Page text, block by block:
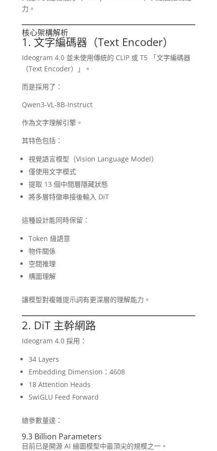
力。
核心架構解析
1. 文字編碼器（Text Encoder）
Ideogram 4.0 並未使用傳統的 CLIP 或 T5 「文字編碼器
（Text Encoder）」。
而是採用了：
Qwen3-VL-8B-Instruct
作為文字理解引擎。
其特色包括：
視覺語言模型（Vision Language Model）
僅使用文字模式
提取 13 個中間層隱藏狀態
將多層特徵串接後輸入 DiT
這種設計能同時保留：
Token 級語意
物件關係
空間推理
構圖理解
讓模型對複雜提示詞有更深層的理解能力。
2. DiT 主幹網路
Ideogram 4.0 採用：
34 Layers
Embedding Dimension：4608
18 Attention Heads
SwiGLU Feed Forward
總參數量達：
9.3 Billion Parameters
目前已是開源 AI 繪圖模型中最頂尖的規模之一。